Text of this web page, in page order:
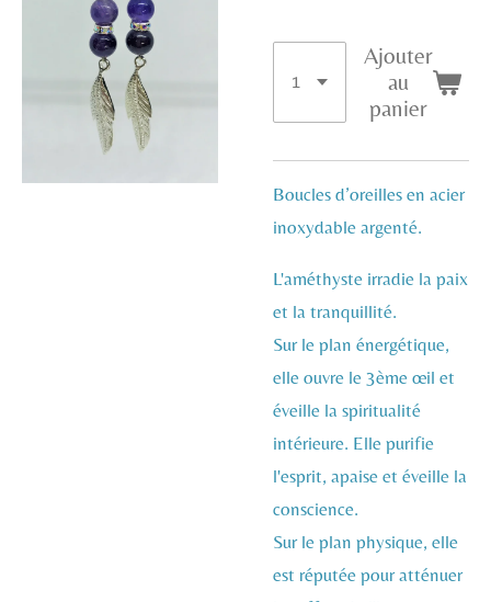
Ajouter
au
panier
Boucles d’oreilles en acier
inoxydable argenté.
L'améthyste irradie la paix
et la tranquillité.
Sur le plan énergétique,
elle ouvre le 3ème œil et
éveille la spiritualité
intérieure. Elle purifie
l'esprit, apaise et éveille la
conscience.
Sur le plan physique, elle
est réputée pour atténuer